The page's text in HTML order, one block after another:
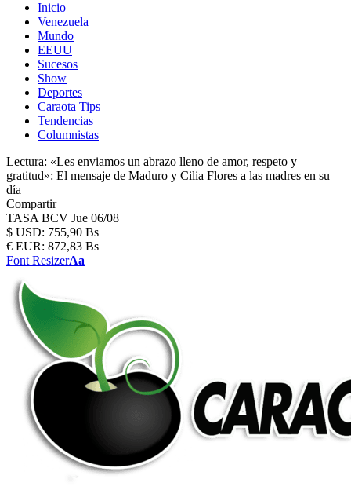
Inicio
Venezuela
Mundo
EEUU
Sucesos
Show
Deportes
Caraota Tips
Tendencias
Columnistas
Lectura: «Les enviamos un abrazo lleno de amor, respeto y
gratitud»: El mensaje de Maduro y Cilia Flores a las madres en su
día
Compartir
TASA BCV Jue 06/08
$ USD: 755,90 Bs
€ EUR: 872,83 Bs
Font ResizerAa